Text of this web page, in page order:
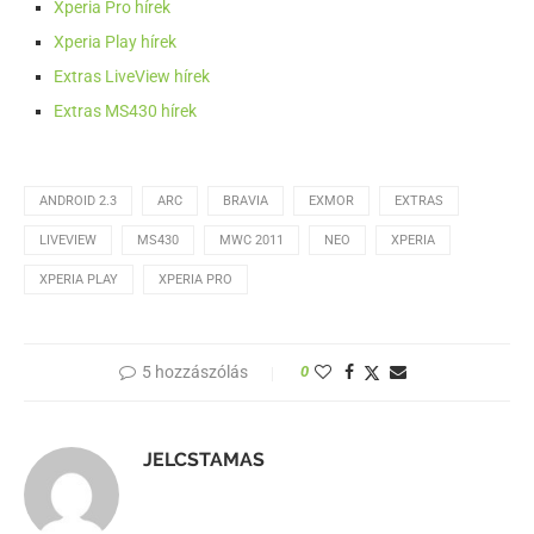
Xperia Pro hírek
Xperia Play hírek
Extras LiveView hírek
Extras MS430 hírek
ANDROID 2.3 ARC BRAVIA EXMOR EXTRAS
LIVEVIEW MS430 MWC 2011 NEO XPERIA
XPERIA PLAY XPERIA PRO
5 hozzászólás 0
JELCSTAMAS